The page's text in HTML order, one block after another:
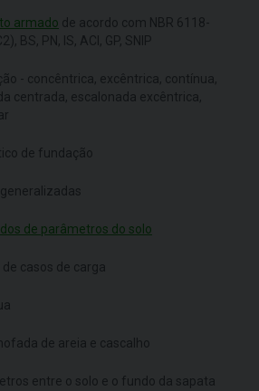
armado de acordo com NBR 6118-
BS, PN, IS, ACI, GP, SNIP
- concêntrica, excêntrica, contínua,
centrada, escalonada excêntrica,
de fundação
de parâmetros do solo
casos de carga
de areia e cascalho
entre o solo e o fundo da sapata